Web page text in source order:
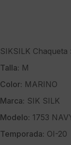
SIKSILK
Talla: M
Color: MARINO
Marca: SIK SILK
Modelo: 1753
Temporada: OI-20